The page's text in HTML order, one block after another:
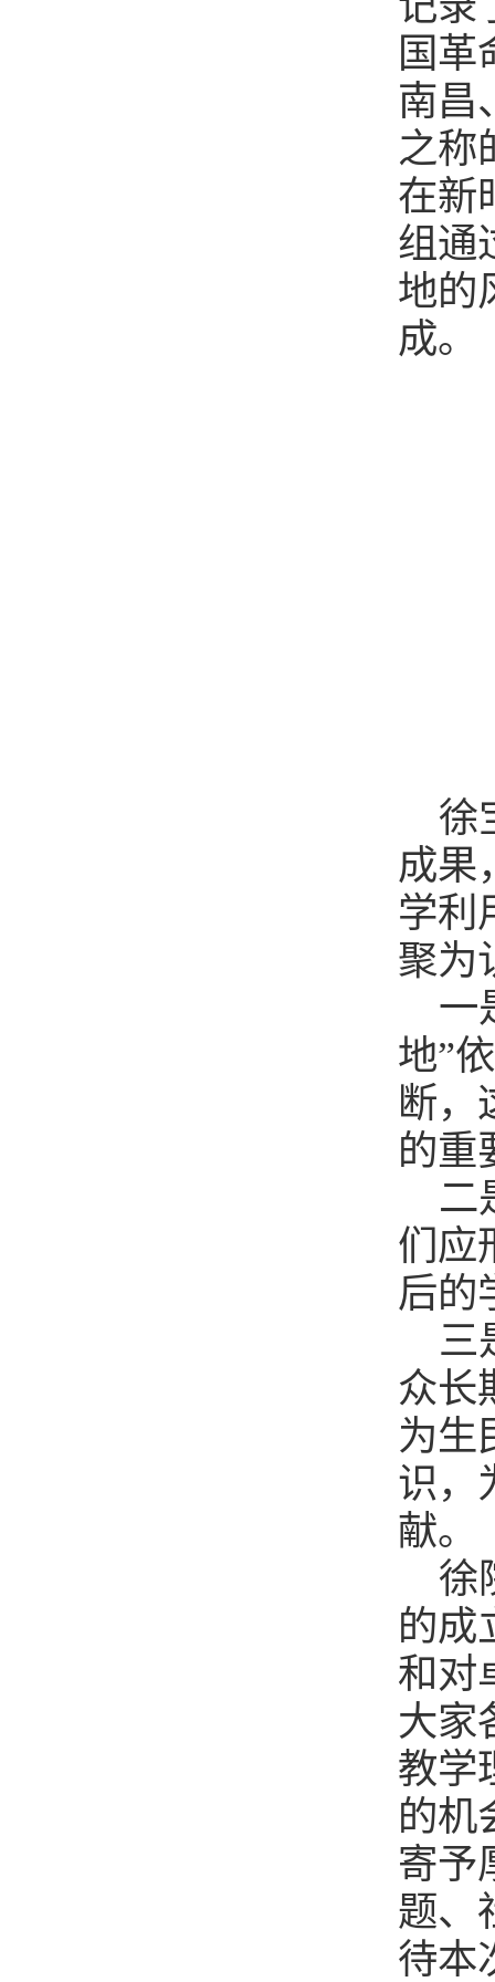
国革
南昌
之称
在新
组通
地的
成。
徐
成果
学利
聚为
一
地”
断，
的重
二
们应
后的
三
众长
为生
识，
献。
徐
的成
和对
大家
教学
的机
寄予
题、
待本